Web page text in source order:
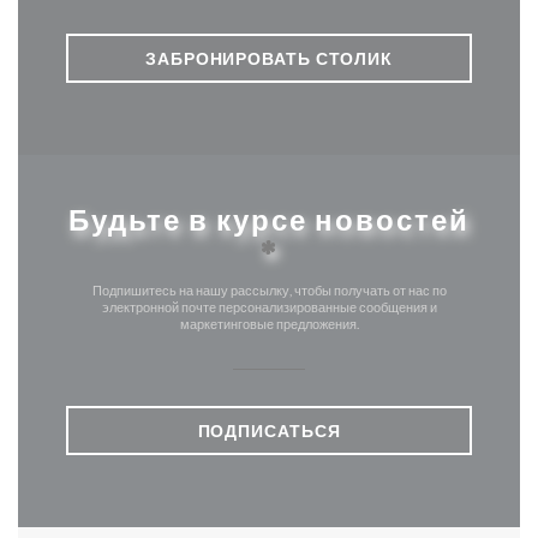
ЗАБРОНИРОВАТЬ СТОЛИК
Будьте в курсе новостей
*
Подпишитесь на нашу рассылку, чтобы получать от нас по
электронной почте персонализированные сообщения и
маркетинговые предложения.
ПОДПИСАТЬСЯ